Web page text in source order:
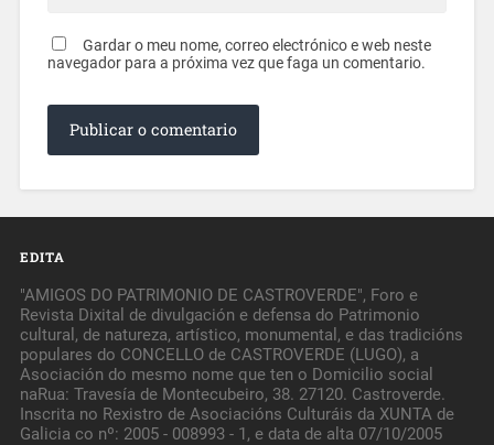
Gardar o meu nome, correo electrónico e web neste
navegador para a próxima vez que faga un comentario.
EDITA
"AMIGOS DO PATRIMONIO DE CASTROVERDE", Foro e
Revista Dixital de divulgación e defensa do Patrimonio
cultural, de natureza, artístico, monumental, e das tradicións
populares do CONCELLO de CASTROVERDE (LUGO), a
Asociación do mesmo nome que ten o Domicilio social
naRua: Travesía de Montecubeiro, 38. 27120. Castroverde.
Inscrita no Rexistro de Asociacións Culturáis da XUNTA de
Galicia co nº: 2005 - 008993 - 1, e data de alta 07/10/2005